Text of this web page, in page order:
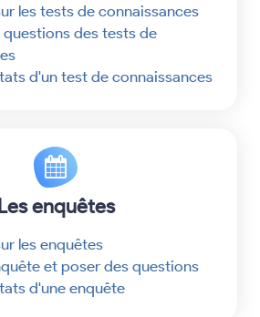
les tests de connaissances
questions des tests de
d'un test de connaissances
enquêtes
les enquêtes
et poser des questions
d'une enquête